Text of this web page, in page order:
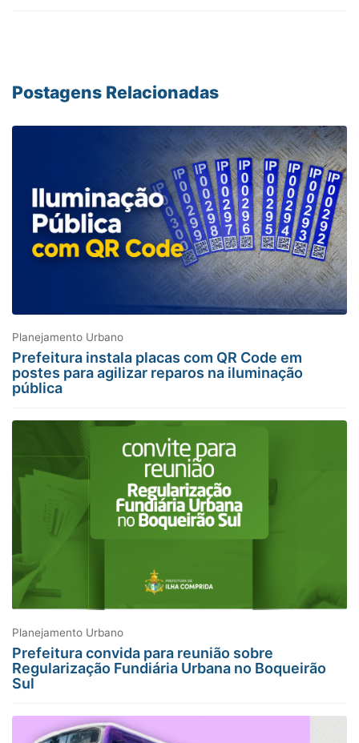
Postagens Relacionadas
Planejamento Urbano
Prefeitura instala placas com QR Code em
postes para agilizar reparos na iluminação
pública
Planejamento Urbano
Prefeitura convida para reunião sobre
Regularização Fundiária Urbana no Boqueirão
Sul